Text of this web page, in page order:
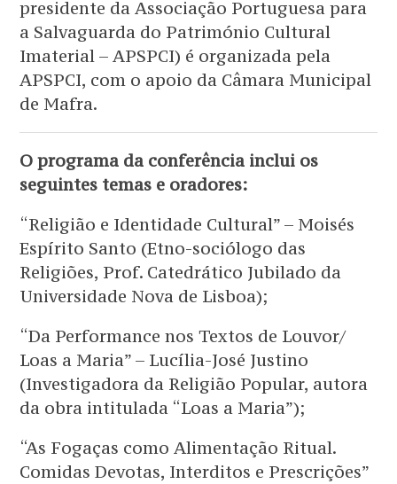
presidente da Associação Portuguesa para
a Salvaguarda do Património Cultural
Imaterial – APSPCI) é organizada pela
APSPCI, com o apoio da Câmara Municipal
de Mafra.
O programa da conferência inclui os
seguintes temas e oradores:
“Religião e Identidade Cultural” – Moisés
Espírito Santo (Etno-sociólogo das
Religiões, Prof. Catedrático Jubilado da
Universidade Nova de Lisboa);
“Da Performance nos Textos de Louvor/
Loas a Maria” – Lucília-José Justino
(Investigadora da Religião Popular, autora
da obra intitulada “Loas a Maria”);
“As Fogaças como Alimentação Ritual.
Comidas Devotas, Interditos e Prescrições”